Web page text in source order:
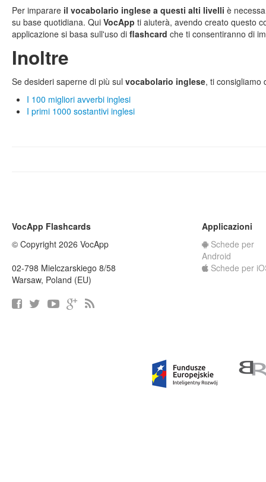
Per imparare il vocabolario inglese a questi alti livelli è
su base quotidiana. Qui VocApp ti aiuterà, avendo creato questo
applicazione si basa sull'uso di flashcard che ti consentiranno di
Inoltre
Se desideri saperne di più sul vocabolario inglese, ti consigliamo
I 100 migliori avverbi inglesi
I primi 1000 sostantivi inglesi
VocApp Flashcards
© Copyright 2026 VocApp
02-798 Mielczarskiego 8/58
Warsaw, Poland (EU)
Applicazioni
Schede per
Android
Schede per